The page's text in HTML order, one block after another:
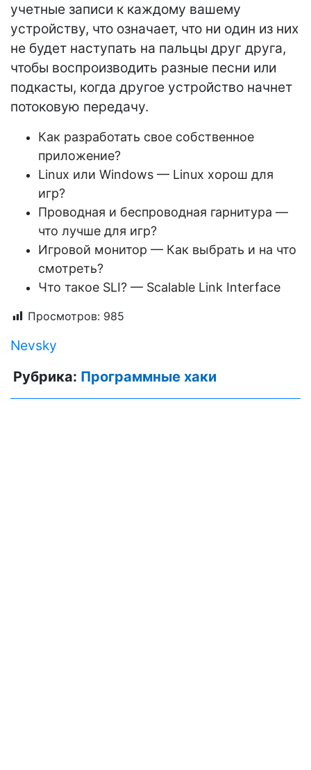
учетные записи к каждому вашему
устройству, что означает, что ни один из них
не будет наступать на пальцы друг друга,
чтобы воспроизводить разные песни или
подкасты, когда другое устройство начнет
потоковую передачу.
Как разработать свое собственное
приложение?
Linux или Windows — Linux хорош для
игр?
Проводная и беспроводная гарнитура —
что лучше для игр?
Игровой монитор — Как выбрать и на что
смотреть?
Что такое SLI? — Scalable Link Interface
Просмотров: 985
Nevsky
Рубрика: Программные хаки